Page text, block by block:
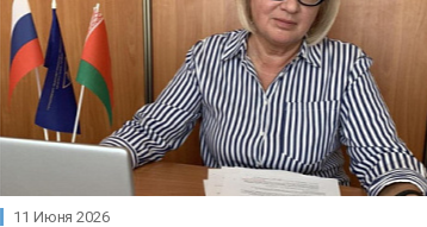
11 Июня 2026